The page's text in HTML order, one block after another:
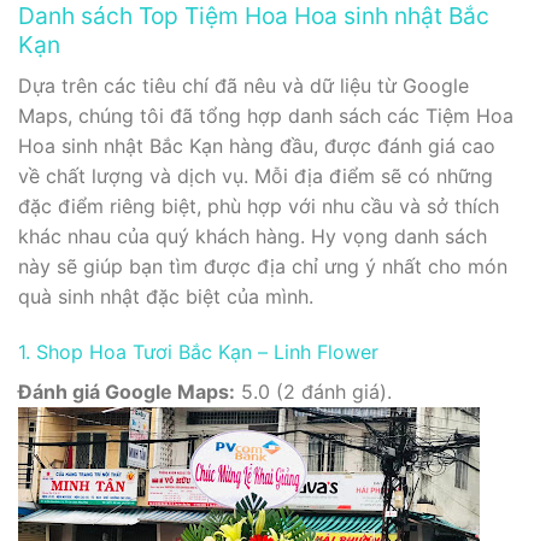
Danh sách Top Tiệm Hoa Hoa sinh nhật Bắc
Kạn
Dựa trên các tiêu chí đã nêu và dữ liệu từ Google
Maps, chúng tôi đã tổng hợp danh sách các Tiệm Hoa
Hoa sinh nhật Bắc Kạn hàng đầu, được đánh giá cao
về chất lượng và dịch vụ. Mỗi địa điểm sẽ có những
đặc điểm riêng biệt, phù hợp với nhu cầu và sở thích
khác nhau của quý khách hàng. Hy vọng danh sách
này sẽ giúp bạn tìm được địa chỉ ưng ý nhất cho món
quà sinh nhật đặc biệt của mình.
1. Shop Hoa Tươi Bắc Kạn – Linh Flower
Đánh giá Google Maps: 5.0 (2 đánh giá).